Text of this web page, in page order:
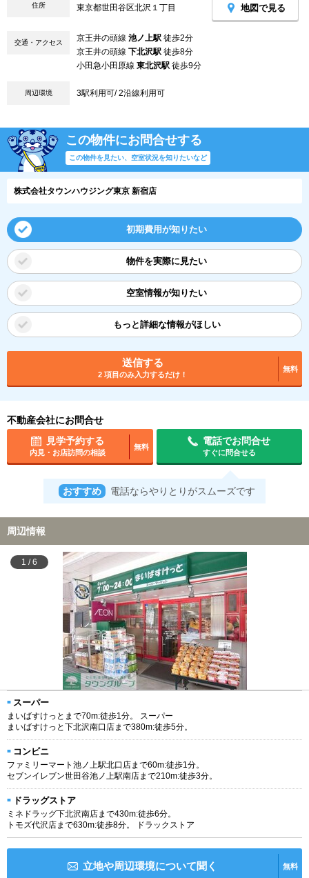
住所 東京都世田谷区北沢１丁目 地図で見る
交通・アクセス 京王井の頭線 池ノ上駅 徒歩2分
京王井の頭線 下北沢駅 徒歩8分
小田急小田原線 東北沢駅 徒歩9分
周辺環境 3駅利用可/ 2沿線利用可
この物件にお問合せする
この物件を見たい、空室状況を知りたいなど
株式会社タウンハウジング東京 新宿店
初期費用が知りたい
物件を実際に見たい
空室情報が知りたい
もっと詳細な情報がほしい
送信する
2 項目のみ入力するだけ！
無料
不動産会社にお問合せ
見学予約する
内見・お店訪問の相談
無料
電話でお問合せ
すぐに問合せる
おすすめ 電話ならやりとりがスムーズです
周辺情報
1 /6
スーパー
まいばすけっとまで70m:徒歩1分。 スーパー
まいばすけっと下北沢南口店まで380m:徒歩5分。
コンビニ
ファミリーマート池ノ上駅北口店まで60m:徒歩1分。
セブンイレブン世田谷池ノ上駅南店まで210m:徒歩3分。
ドラッグストア
ミネドラッグ下北沢南店まで430m:徒歩6分。
トモズ代沢店まで630m:徒歩8分。 ドラックストア
立地や周辺環境について聞く 無料